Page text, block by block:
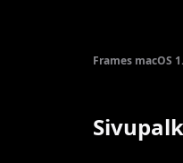
Frames macOS